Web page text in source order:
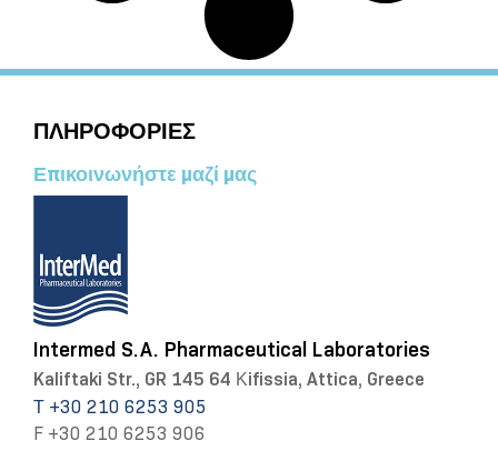
ΠΛΗΡΟΦΟΡΙΕΣ
Επικοινωνήστε μαζί μας
Intermed S.A. Pharmaceutical Laboratories
Kaliftaki Str., GR 145 64 Κifissia, Attica, Greece
Τ +30 210 6253 905
F +30 210 6253 906